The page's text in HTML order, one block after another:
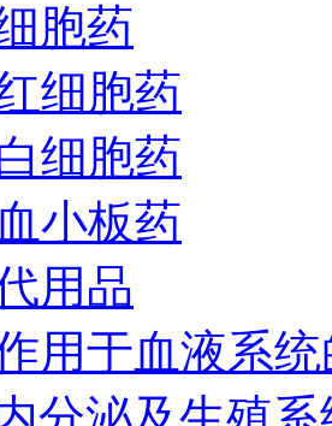
胞药
细胞药
细胞药
小板药
用品
用于血液系